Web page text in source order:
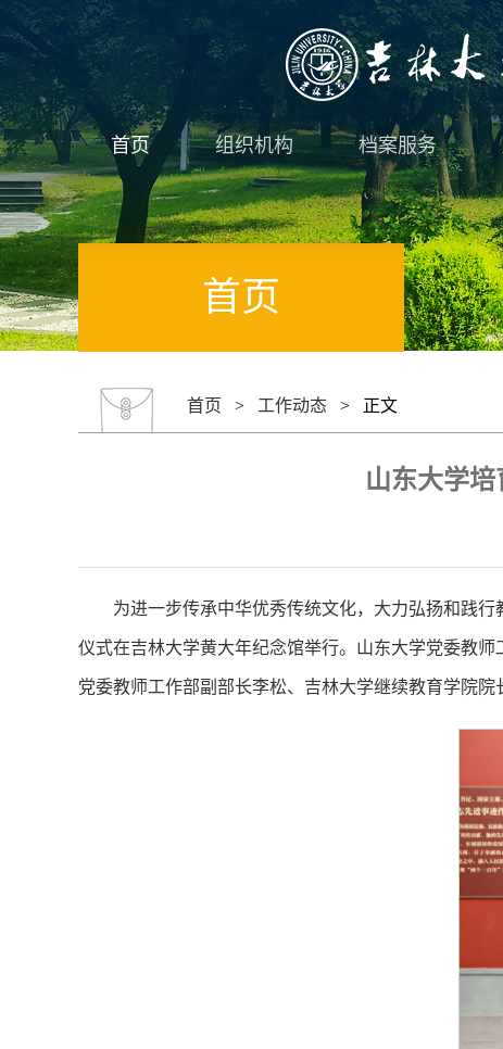
首页 组织机构 档案服务
首页
首页 > 工作动态 > 正文
山东大学
为进一步传承中华优秀传统文化，大力弘扬和践
仪式在吉林大学黄大年纪念馆举行。山东大学党委教
党委教师工作部副部长李松、吉林大学继续教育学院